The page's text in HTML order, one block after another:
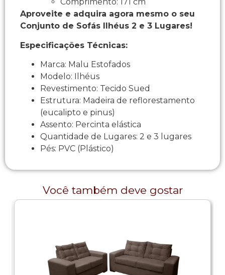
Aproveite e adquira agora mesmo o seu
Conjunto de Sofás Ilhéus 2 e 3 Lugares!
Especificações Técnicas:
Marca: Malu Estofados
Modelo: Ilhéus
Revestimento: Tecido Sued
Estrutura: Madeira de reflorestamento
(eucalipto e pinus)
Assento: Percinta elástica
Quantidade de Lugares: 2 e 3 lugares
Pés: PVC (Plástico)
Você também deve gostar